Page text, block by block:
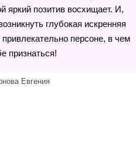
яркий позитив восхищает. И,
глубокая искренняя
персоне, в чем
признаться!
Евгения